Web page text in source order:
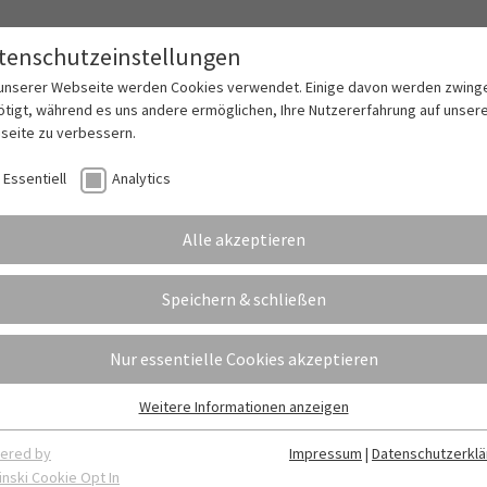
Das LEBK Abschlüsse
für
Webseite werden Cookies verwendet. Einige davon werden
während es uns andere ermöglichen, Ihre Nutzererfahrung auf
zu verbessern.
Essentiell Analytics
Alle akzeptieren
Speichern & schließen
Nur essentielle Cookies akzeptieren
Cookies werden für grundlegende Funktionen der Webseite
Dadurch ist gewährleistet, dass die Webseite einwandfrei
Weitere Informationen anzeigen
by
Cookie Opt In
Impressum |